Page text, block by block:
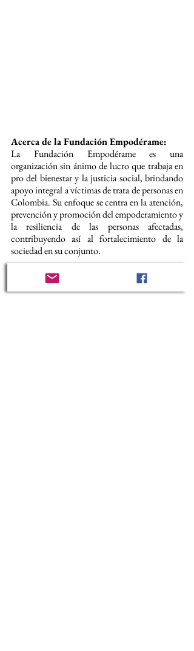
Acerca de la Fundación Empodérame:
La Fundación Empodérame es una
organización sin ánimo de lucro que trabaja en
pro del bienestar y la justicia social, brindando
apoyo integral a víctimas de trata de personas en
Colombia. Su enfoque se centra en la atención,
prevención y promoción del empoderamiento y
la resiliencia de las personas afectadas,
contribuyendo así al fortalecimiento de la
sociedad en su conjunto.